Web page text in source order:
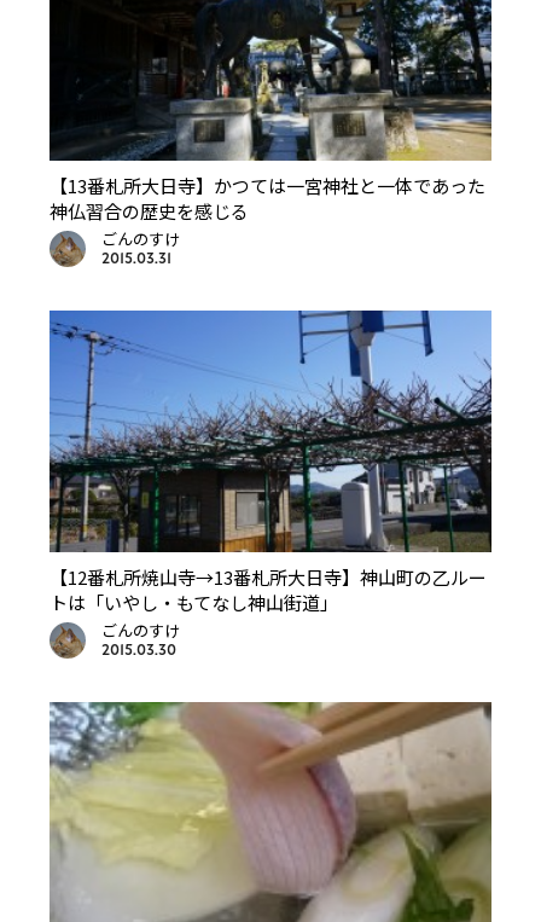
【13番札所大日寺】かつては一宮神社と一体であった
神仏習合の歴史を感じる
ごんのすけ
2015.03.31
【12番札所焼山寺→13番札所大日寺】神山町の乙ルー
トは「いやし・もてなし神山街道」
ごんのすけ
2015.03.30